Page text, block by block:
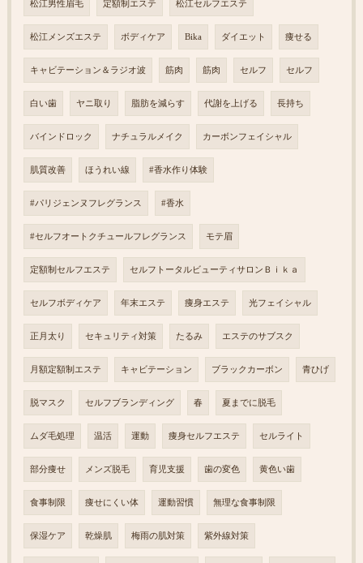
松江男性眉毛 定額制エステ 松江セルフエステ
松江メンズエステ ボディケア Bika ダイエット 痩せる
キャビテーション＆ラジオ波 筋肉 筋肉 セルフ セルフ
白い歯 ヤニ取り 脂肪を減らす 代謝を上げる 長持ち
バインドロック ナチュラルメイク カーボンフェイシャル
肌質改善 ほうれい線 #香水作り体験
#パリジェンヌフレグランス #香水
#セルフオートクチュールフレグランス モテ眉
定額制セルフエステ セルフトータルビューティサロンＢｉｋａ
セルフボディケア 年末エステ 痩身エステ 光フェイシャル
正月太り セキュリティ対策 たるみ エステのサブスク
月額定額制エステ キャビテーション ブラックカーボン 青ひげ
脱マスク セルフブランディング 春 夏までに脱毛
ムダ毛処理 温活 運動 痩身セルフエステ セルライト
部分痩せ メンズ脱毛 育児支援 歯の変色 黄色い歯
食事制限 痩せにくい体 運動習慣 無理な食事制限
保湿ケア 乾燥肌 梅雨の肌対策 紫外線対策